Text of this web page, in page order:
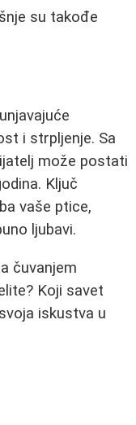
su takođe
i strpljenje. Sa
može postati
Ključ
vaše ptice,
ljubavi.
čuvanjem
Koji savet
iskustva u